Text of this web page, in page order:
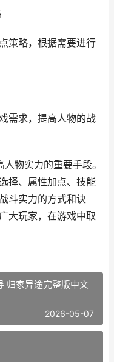
策略，根据需要进行
需求，提高人物的战
物实力的重要手段。
择、属性加点、技能
斗实力的方式和诀
大玩家，在游戏中取
归家异途完整版中文
2026-05-07